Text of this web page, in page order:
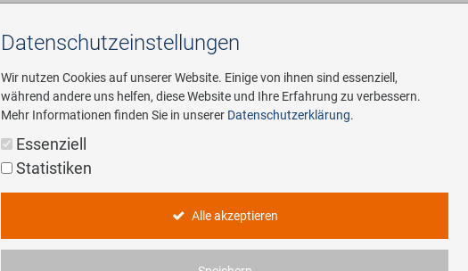
Suchen
M-WAVE
Datenschutz­einstellungen
Wir nutzen Cookies auf unserer Website. Einige von ihnen sind essenziell,
während andere uns helfen, diese Website und Ihre Erfahrung zu verbessern.
Mehr Informationen finden Sie in unserer Datenschutzerklärung.
Essenziell
Statistiken
Alle akzeptieren